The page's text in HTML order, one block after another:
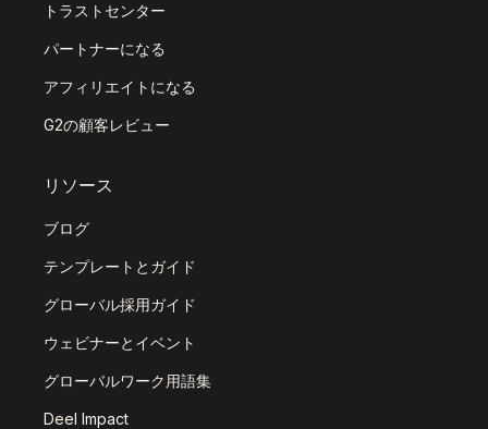
トラストセンター
パートナーになる
アフィリエイトになる
G2の顧客レビュー
リソース
ブログ
テンプレートとガイド
グローバル採用ガイド
ウェビナーとイベント
グローバルワーク用語集
Deel Impact